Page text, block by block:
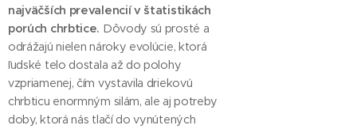
najväčších prevalencií v štatistikách
porúch chrbtice. Dôvody sú prosté a
odrážajú nielen nároky evolúcie, ktorá
ľudské telo dostala až do polohy
vzpriamenej, čím vystavila driekovú
chrbticu enormným silám, ale aj potreby
doby, ktorá nás tlačí do vynútených